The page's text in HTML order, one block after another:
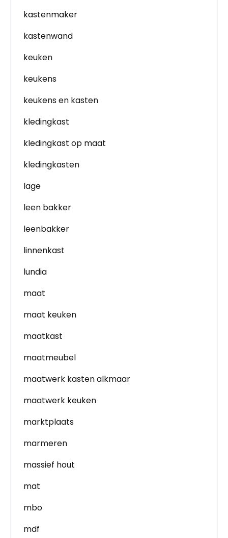
kastenmaker
kastenwand
keuken
keukens
keukens en kasten
kledingkast
kledingkast op maat
kledingkasten
lage
leen bakker
leenbakker
linnenkast
lundia
maat
maat keuken
maatkast
maatmeubel
maatwerk kasten alkmaar
maatwerk keuken
marktplaats
marmeren
massief hout
mat
mbo
mdf